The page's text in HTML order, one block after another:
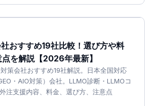
おすすめ19社比較！選び方や料
を解説【2026年最新】
策会社おすすめ19社解説。日本全国対応
・AIO対策）会社。LLMO診断・LLMOコ
注支援内容、料金、選び方、注意点